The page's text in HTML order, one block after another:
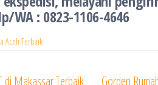
WA : 0823-1106-4646
Aceh Terbaik
di Makassar Terbaik
Gorden